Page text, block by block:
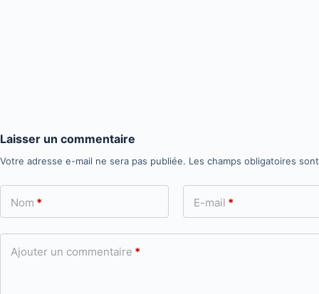
Laisser un commentaire
Votre adresse e-mail ne sera pas publiée. Les champs obligatoires
Nom * E-mail *
Ajouter un commentaire *